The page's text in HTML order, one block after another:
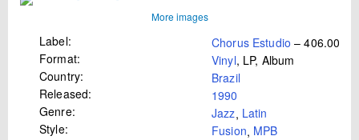
More images
Label: Chorus Estudio – 406.0085
Format:
Vinyl, LP, Album
Country:
Brazil
Released:
1990
Genre:
Jazz, Latin
Style:
Fusion, MPB